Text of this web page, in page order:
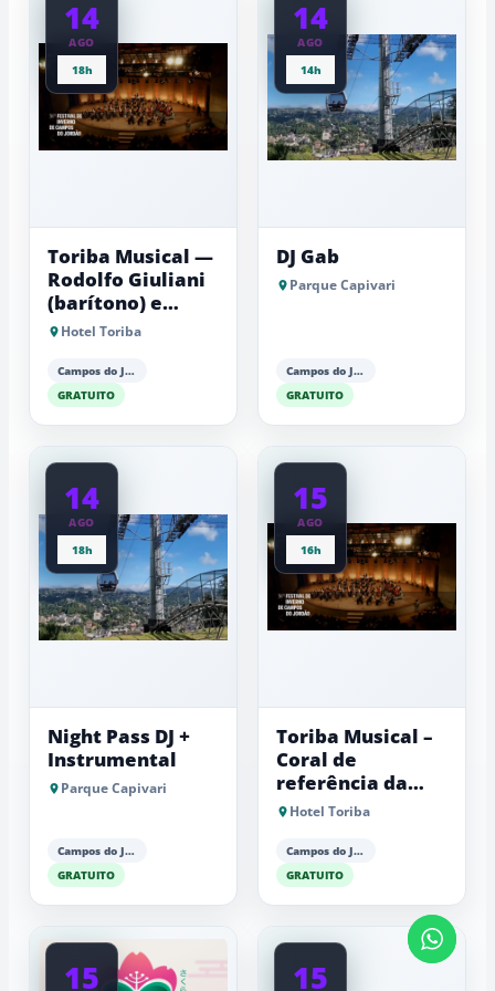
à
Serra
14
AGO
18h
Toriba Musical —
Rodolfo Giuliani
(barítono) e
Antonio Luiz
Hotel Toriba
Campos do Jordão
GRATUITO
14
AGO
14h
DJ Gab
Parque Capivari
Campos do Jordão
GRATUITO
14
AGO
18h
Night Pass DJ +
Instrumental
Parque Capivari
Campos do Jordão
GRATUITO
15
AGO
16h
Toriba Musical –
Coral de
referência da
Fundação Lia
Hotel Toriba
Campos do Jordão
GRATUITO
15 15